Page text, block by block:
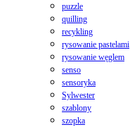
puzzle
quilling
recykling
rysowanie pastelami
rysowanie węglem
senso
sensoryka
Sylwester
szablony
szopka